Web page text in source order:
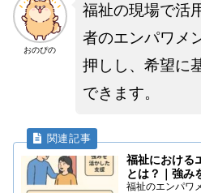
おのぴの
福祉の現場で活
者のエンパワメ
押しし、希望に
できます。
福祉における
とは？｜強み
福祉のエンパワ